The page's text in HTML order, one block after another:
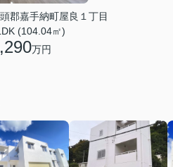
郡嘉手納町屋良１丁目
(104.04㎡)
万円